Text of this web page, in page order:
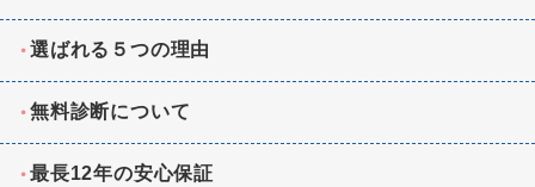
選ばれる５つの理由
無料診断について
最長12年の安心保証